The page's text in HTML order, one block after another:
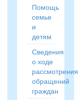
Помощь
семье
и
детям
Сведения
о ходе
рассмотрения
обращений
граждан